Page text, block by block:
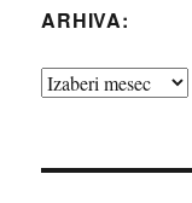
ARHIVA:
Arhiva: